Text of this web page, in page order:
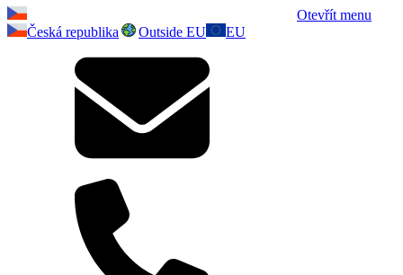
Otevřít menu
Česká republika
Outside EU EU